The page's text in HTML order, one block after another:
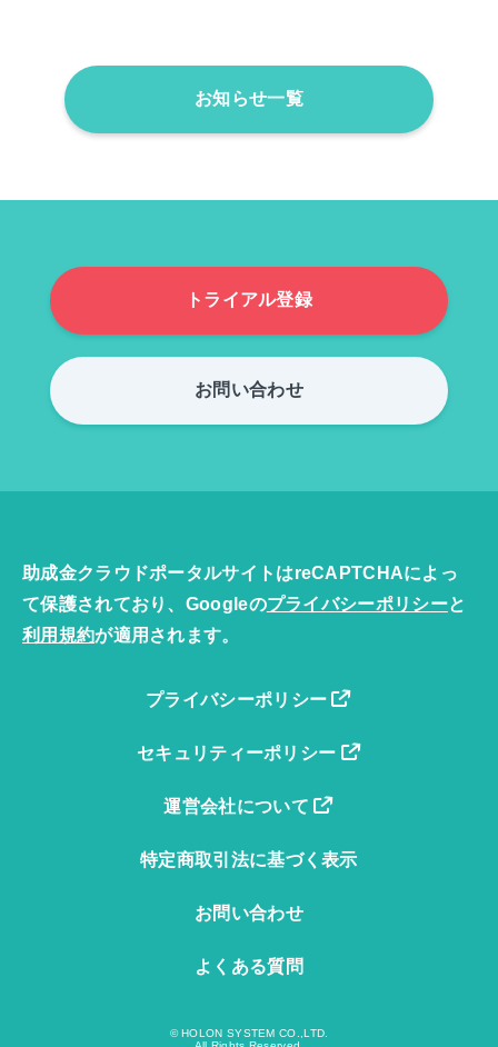
お知らせ一覧
トライアル登録
お問い合わせ
助成金クラウドポータルサイトはreCAPTCHAによっ
て保護されており、Googleのプライバシーポリシーと
利用規約が適用されます。
プライバシーポリシー
セキュリティーポリシー
運営会社について
特定商取引法に基づく表示
お問い合わせ
よくある質問
© HOLON SYSTEM CO.,LTD.